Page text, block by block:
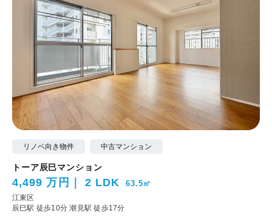
リノベ向き物件 中古マンション
トーア辰巳マンション
4,499 万円 2 LDK 63.5㎡
江東区
辰巳駅 徒歩10分潮見駅 徒歩17分